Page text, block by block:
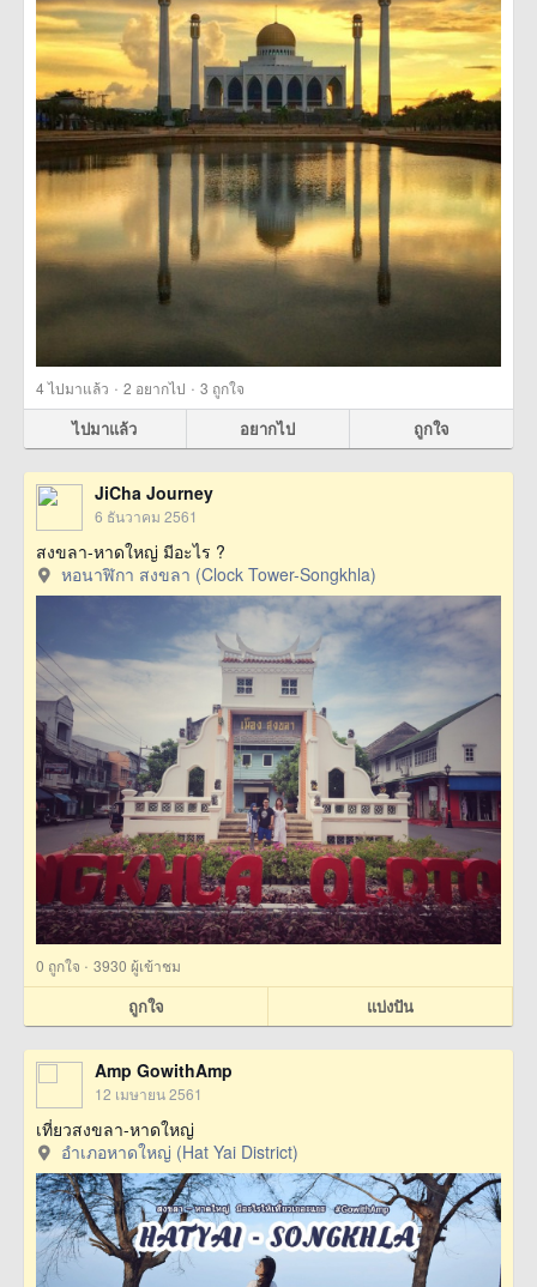
4ไปมาแล้ว · 2 อยากไป · 3 ถูกใจ
ไปมาแล้ว อยากไป ถูกใจ
JiCha Journey
6 ธันวาคม 2561
สงขลา-หาดใหญ่ มีอะไร ?
หอนาฬิกา สงขลา (Clock Tower-Songkhla)
0 ถูกใจ · 3930 ผู้เข้าชม
ถูกใจ แบ่งปัน
Amp GowithAmp
12 เมษายน 2561
เที่ยวสงขลา-หาดใหญ่
อำเภอหาดใหญ่ (Hat Yai District)